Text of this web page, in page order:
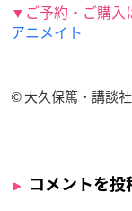
▼ご予約・ご購入
アニメイト
© 大久保篤・講談
コメントを投